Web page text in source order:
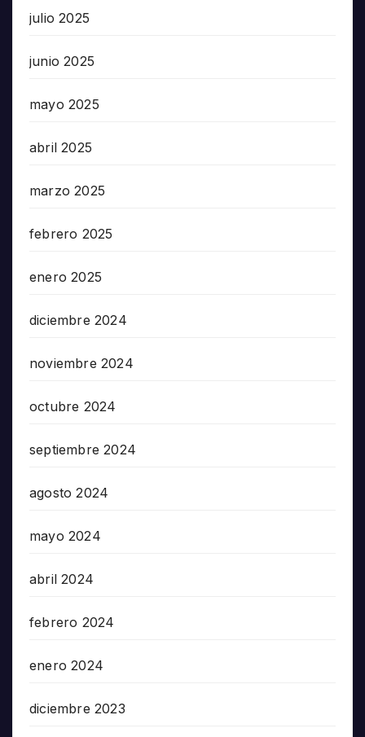
julio 2025
junio 2025
mayo 2025
abril 2025
marzo 2025
febrero 2025
enero 2025
diciembre 2024
noviembre 2024
octubre 2024
septiembre 2024
agosto 2024
mayo 2024
abril 2024
febrero 2024
enero 2024
diciembre 2023